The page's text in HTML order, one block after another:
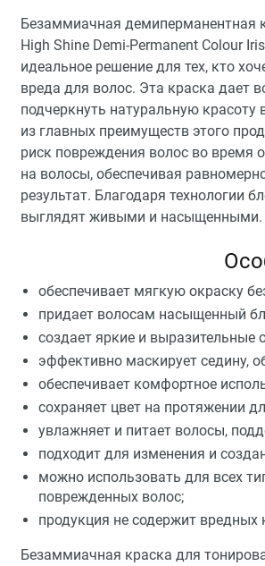
Безаммиачная демиперманентная
High Shine Demi-Permanent Colour
идеальное решение для тех, кто
вреда для волос. Эта краска дает
подчеркнуть натуральную
из главных преимуществ этого
риск повреждения волос во время
на волосы, обеспечивая
результат. Благодаря технологии
выглядят живыми и насыщенными.
обеспечивает мягкую окраску
придает волосам насыщенный
создает яркие и выразительные
эффективно маскирует седину,
обеспечивает комфортное
сохраняет цвет на протяжении
увлажняет и питает волосы,
подходит для изменения и
можно использовать для всех
поврежденных волос;
продукция не содержит вредных
Безаммиачная краска для